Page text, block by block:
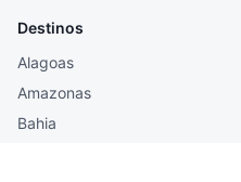
Destinos
Alagoas
Amazonas
Bahia